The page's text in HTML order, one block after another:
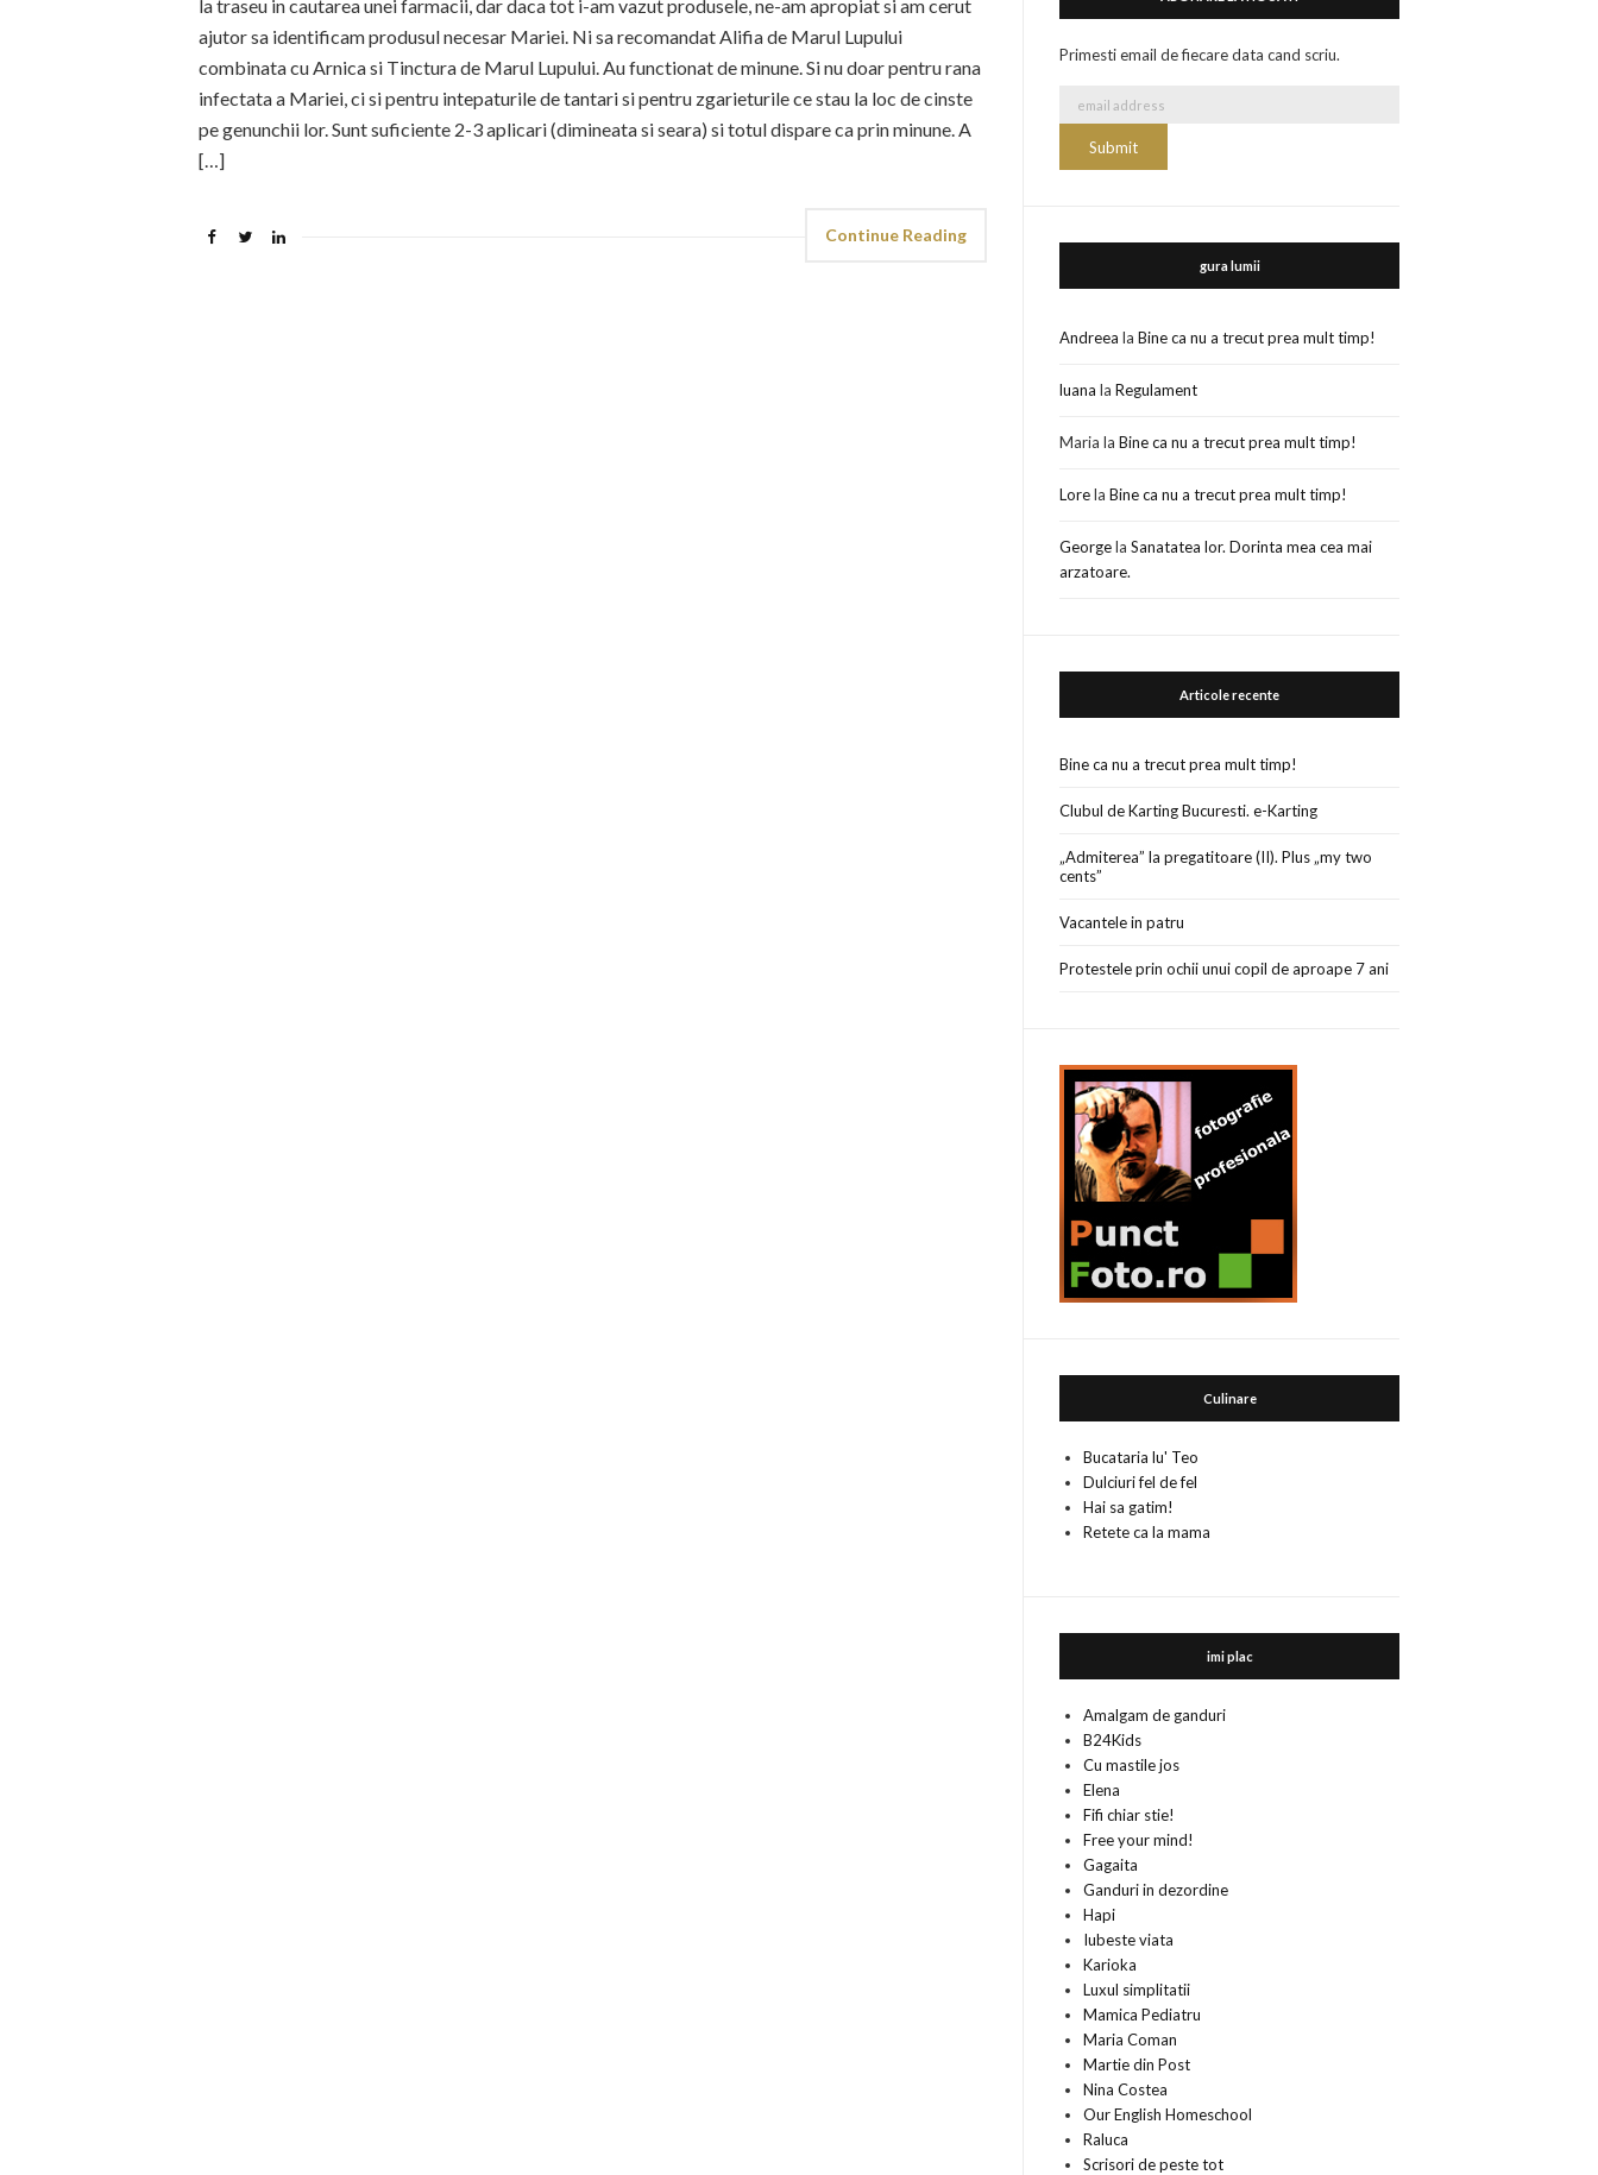
la traseu in cautarea unei farmacii, dar daca tot i-am vazut produsele, ne-am apropiat si am cerut
ajutor sa identificam produsul necesar Mariei. Ni sa recomandat Alifia de Marul Lupului
combinata cu Arnica si Tinctura de Marul Lupului. Au functionat de minune. Si nu doar pentru rana
infectata a Mariei, ci si pentru intepaturile de tantari si pentru zgarieturile ce stau la loc de cinste
pe genunchii lor. Sunt suficiente 2-3 aplicari (dimineata si seara) si totul dispare ca prin minune. A
[…]
Continue Reading
Primesti email de fiecare data cand scriu.
gura lumii
Andreea laBine ca nu a trecut prea mult timp!
luana laRegulament
Maria laBine ca nu a trecut prea mult timp!
LorelaBine ca nu a trecut prea mult timp!
GeorgelaSanatatea lor. Dorinta mea cea mai
arzatoare.
Articole recente
Bine ca nu a trecut prea mult timp!
Clubul de Karting Bucuresti. e-Karting
„Admiterea” la pregatitoare (II). Plus „my two
cents”
Vacantele in patru
Protestele prin ochii unui copil de aproape 7 ani
Culinare
Bucataria lu' Teo
Dulciuri fel de fel
Hai sa gatim!
Retete ca la mama
imi plac
Amalgam de ganduri
B24Kids
Cu mastile jos
Elena
Fifi chiar stie!
Free your mind!
Gagaita
Ganduri in dezordine
Hapi
Iubeste viata
Karioka
Luxul simplitatii
Mamica Pediatru
Maria Coman
Martie din Post
Nina Costea
Our English Homeschool
Raluca
Scrisori de peste tot